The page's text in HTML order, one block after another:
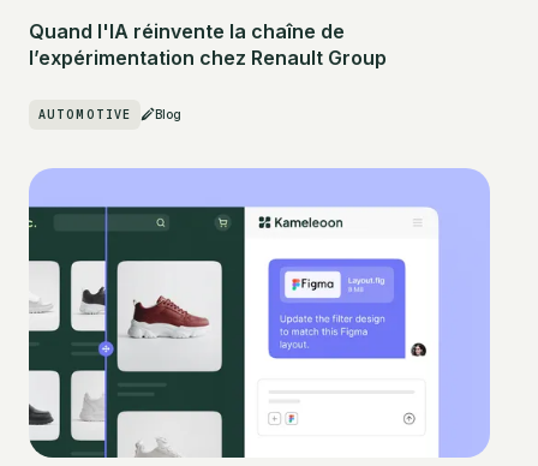
Quand l'IA réinvente la chaîne de
l’expérimentation chez Renault Group
AUTOMOTIVE Blog